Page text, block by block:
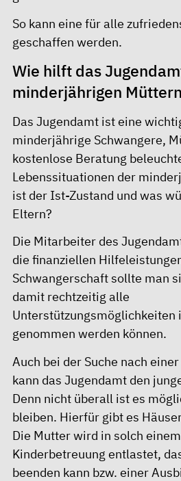
So kann eine für alle
geschaffen werden.
Wie hilft das
minderjährigen
Das Jugendamt ist eine
minderjährige Schwangere,
kostenlose Beratung
Lebenssituationen der
ist der Ist-Zustand und was
Eltern?
Die Mitarbeiter des
die finanziellen
Schwangerschaft sollte man
damit rechtzeitig alle
Unterstützungsmöglichkeiten
genommen werden können.
Auch bei der Suche nach
kann das Jugendamt den
Denn nicht überall ist es
bleiben. Hierfür gibt es
Die Mutter wird in solch
Kinderbetreuung entlastet,
beenden kann bzw. einer